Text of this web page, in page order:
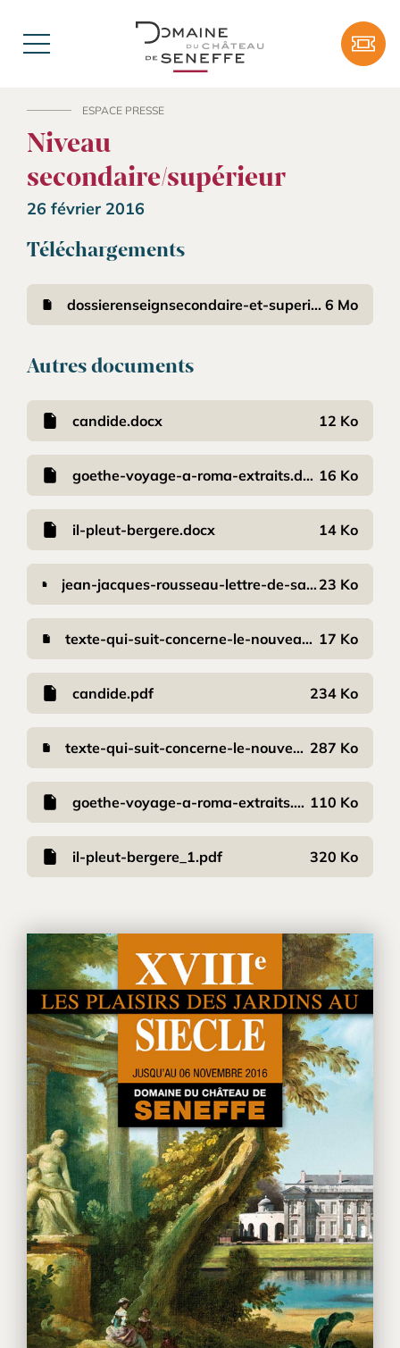
Menu
ESPACE PRESSE
Niveau
secondaire/supérieur
26 février 2016
Téléchargements
dossierenseignsecondaire-et-superieurexpojardin_1.doc 6 Mo
Autres documents
candide.docx 12 Ko
goethe-voyage-a-roma-extraits.docx 16 Ko
il-pleut-bergere.docx 14 Ko
jean-jacques-rousseau-lettre-de-saint-preux-a-julie-dans-la-nouvelle-heloise-1761-1ere-partie-lettre-xxii.docx 23 Ko
texte-qui-suit-concerne-le-nouveau-jardinier-maitre-fauche.docx 17 Ko
candide.pdf 234 Ko
texte-qui-suit-concerne-le-nouveau-jardinier-maitre-fauche.pdf 287 Ko
goethe-voyage-a-roma-extraits.pdf 110 Ko
il-pleut-bergere_1.pdf 320 Ko